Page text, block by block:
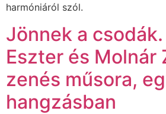
harmóniáról szól.
Jönnek a
Eszter és Molnár
zenés műsora,
hangzásban